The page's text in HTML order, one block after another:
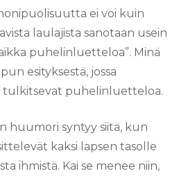
ei voi kuin
laulajista sanotaan usein
puhelinluetteloa”. Minä
esityksestä, jossa
tulkitsevat puhelinluetteloa.
huumori syntyy siitä, kun
kaksi lapsen tasolle
ihmistä. Kai se menee niin,